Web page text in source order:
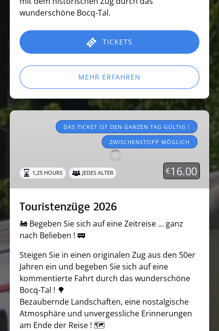
wunderschöne Bocq-Tal.
TICKETS
MEHR ERFAHREN
Touristenzüge
DAS TICKET IST DEN GANZEN TAG GÜLTIG !
ZWISCHENSTOPP MÖGLICH
€16.00
1,25 HOURS JEDES ALTER
Touristenzüge 2026
🚂 Begeben Sie sich auf eine Zeitreise … ganz
nach Belieben ! 🚃
Steigen Sie in einen originalen Zug aus den 50er
Jahren ein und begeben Sie sich auf eine
kommentierte Fahrt durch das wunderschöne
Bocq-Tal ! 🌳
Bezaubernde Landschaften, eine nostalgische
Atmosphäre und unvergessliche Erinnerungen
am Ende der Reise ! 🗺️